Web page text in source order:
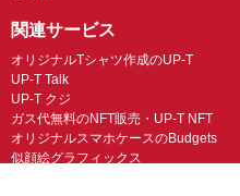
関連サービス
オリジナルTシャツ作成のUP-T
UP-T Talk
UP-T クジ
ガス代無料のNFT販売・UP-T NFT
オリジナルスマホケースのBudgets
似顔絵グラフィックス